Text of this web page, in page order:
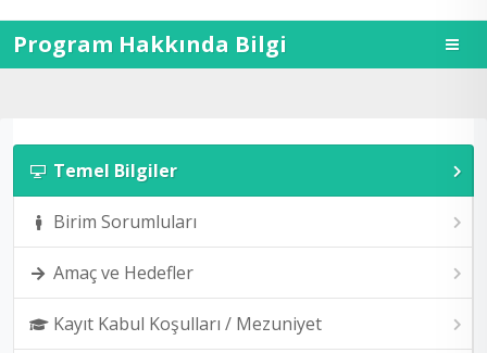
Program Hakkında Bilgi
Temel Bilgiler
Birim Sorumluları
Amaç ve Hedefler
Kayıt Kabul Koşulları / Mezuniyet